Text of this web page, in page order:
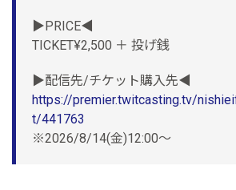
▶PRICE◀
TICKET¥2,500 ＋ 投げ銭
▶配信先/チケット購入先◀
https://premier.twitcasting.tv/
t/441763
※2026/8/14(金)12:00〜